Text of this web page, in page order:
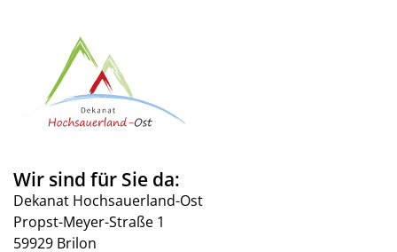
Wir sind für Sie da:
Dekanat Hochsauerland-Ost
Propst-Meyer-Straße 1
59929 Brilon